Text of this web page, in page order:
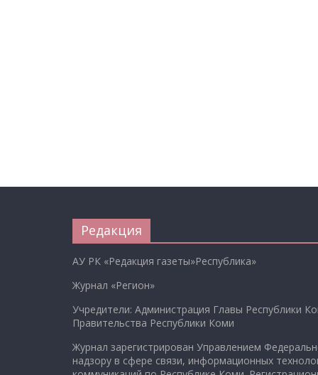
Редакция
АУ РК «Редакция газеты»Республика»
Журнал «Регион»
Учредители: Администрация Главы Республики
Правительства Республики Коми
Журнал зарегистрирован Управлением
надзору в сфере связи, информационных